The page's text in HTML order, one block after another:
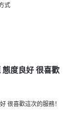
式
度良好 很喜歡
很喜歡這次的服務！